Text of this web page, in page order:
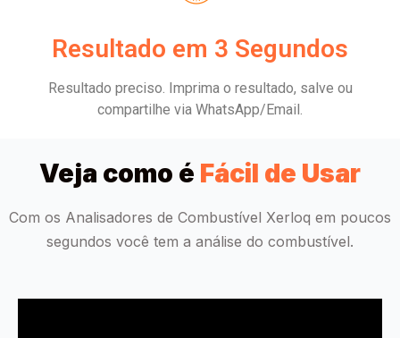
Resultado em 3 Segundos
Resultado preciso. Imprima o resultado, salve ou
compartilhe via WhatsApp/Email.
Veja como é Fácil de Usar
Com os Analisadores de Combustível Xerloq em poucos
segundos você tem a análise do combustível.